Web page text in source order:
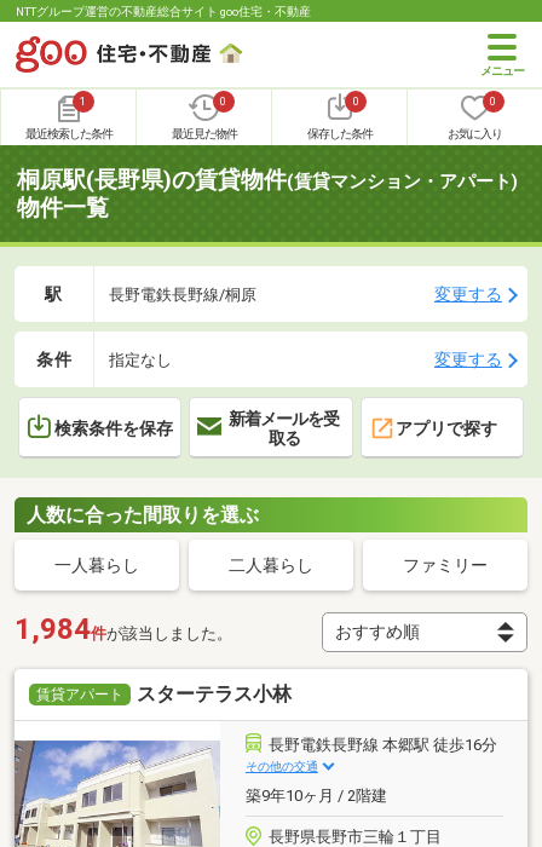
NTTグループ運営の不動産総合サイト goo住宅・不動産
1
最近検索した条件
0
最近見た物件
0
保存した条件
0
お気に入り
桐原駅(長野県)の賃貸物件(賃貸マンション・アパート)
物件一覧
駅 長野電鉄長野線/桐原 変更する
条件 指定なし 変更する
検索条件を保存
新着メールを受
取る
アプリで探す
人数に合った間取りを選ぶ
一人暮らし 二人暮らし ファミリー
1,984件が該当しました。
賃貸アパート スターテラス小林
長野電鉄長野線 本郷駅 徒歩16分
その他の交通
築9年10ヶ月 / 2階建
長野県長野市三輪１丁目